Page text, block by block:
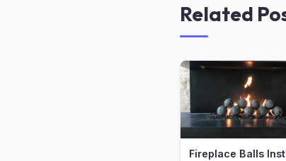
Related
Fireplace Balls